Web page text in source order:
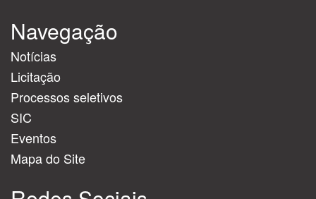
Navegação
Notícias
Licitação
Processos seletivos
SIC
Eventos
Mapa do Site